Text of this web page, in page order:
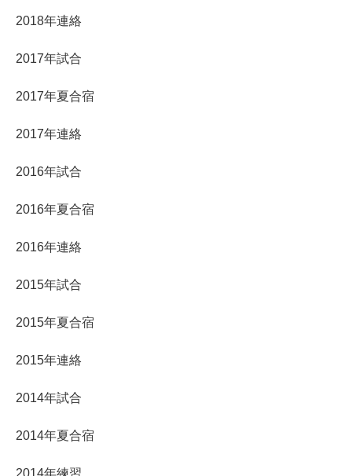
2018年連絡
2017年試合
2017年夏合宿
2017年連絡
2016年試合
2016年夏合宿
2016年連絡
2015年試合
2015年夏合宿
2015年連絡
2014年試合
2014年夏合宿
2014年練習